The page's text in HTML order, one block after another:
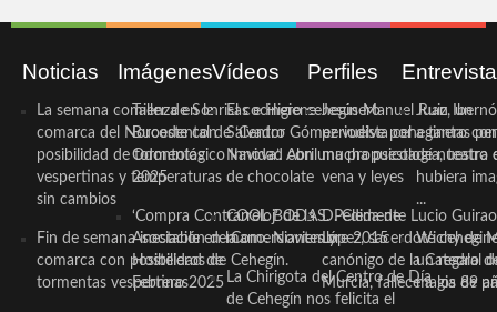
Noticias
La semana comienza en la
comarca del Noroeste con
posibilidad de tormentas
vespertinas y temperaturas
sin cambios
Fin de semana inestable en la
comarca con posibilidad de
tormentas vespertinas
Imágenes
Taller de Sonrisas e Higiene
Bucodental de ‘Centro
Odontológico Innova’. Abril
2025
‘Compra Contrarreloj’ de la
Asociación de Comerciantes y
Hosteleros de Cehegín.
Febrero 2025
Vídeos
El cocinero ceheginero
Salvador Gómez vuelve por
Navidad con una propuesta
de chocolate
COOL BODAS. Pedida de
mano. Noviembre 2015
La Chirigota del Centro de Día
de Cehegín nos felicita el
Perfiles
Jesús Manuel Ruiz, un
periodista ceheginero con
mucha psicología, teatro
vena y leyes
D. Clemente Lucio Guirao
López, sacerdote
canónigo de la Catedral
Murcia, fallece a los 89
Juan
a tantas
de nuestra
hubiera
...
Wichy de
un regalo
magia de